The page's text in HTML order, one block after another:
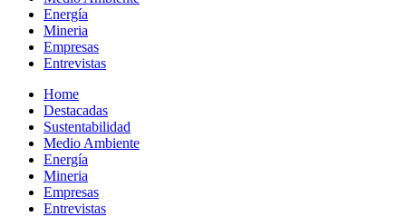
Energía
Mineria
Empresas
Entrevistas
Menu
Home
Destacadas
Sustentabilidad
Medio Ambiente
Energía
Mineria
Empresas
Entrevistas